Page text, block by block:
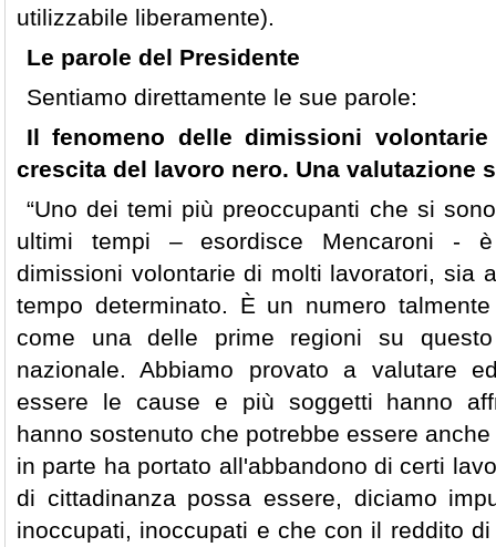
utilizzabile liberamente).
Le parole del Presidente
Sentiamo direttamente le sue parole:
Il fenomeno delle dimissioni
crescita del lavoro nero. Una valutazione
“Uno dei temi più preoccupanti che si
ultimi tempi – esordisce Mencaroni -
dimissioni volontarie di molti lavoratori, sia
tempo determinato. È un numero
come una delle prime regioni su
nazionale. Abbiamo provato a valutare
essere le cause e più soggetti hanno
hanno sostenuto che potrebbe essere
in parte ha portato all'abbandono di certi
di cittadinanza possa essere, diciamo
inoccupati, inoccupati e che con il reddito